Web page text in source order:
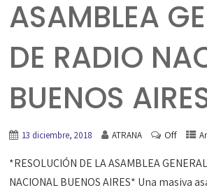
ASAMBLEA
DE RADIO
BUENOS
13 diciembre, 2018 ATRANA Off
*RESOLUCIÓN DE LA ASAMBLEA
NACIONAL BUENOS AIRES* Una masiva